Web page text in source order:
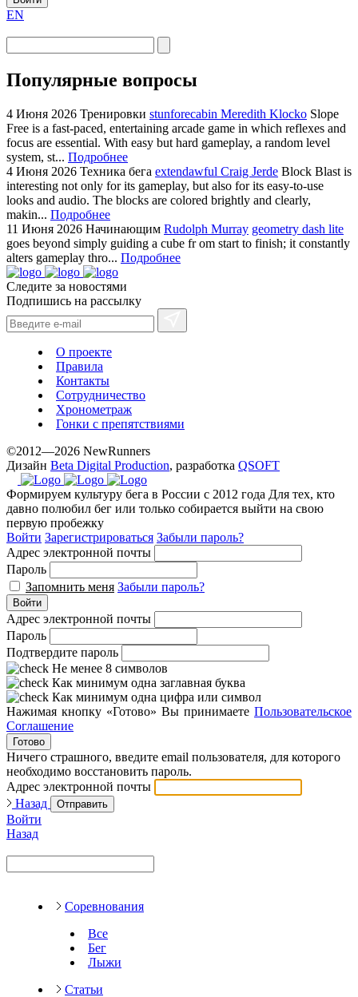
EN
Популярные вопросы
4 Июня 2026 Тренировки stunforecabin Meredith Klocko Slope
Free is a fast-paced, entertaining arcade game in which reflexes and
focus are essential. With easy but hard gameplay, a random level
system, st... Подробнее
4 Июня 2026 Техника бега extendawful Craig Jerde Block Blast is
interesting not only for its gameplay, but also for its easy-to-use
looks and audio. The blocks are colored brightly and clearly,
makin... Подробнее
11 Июня 2026 Начинающим Rudolph Murray geometry dash lite
goes beyond simply guiding a cube fr om start to finish; it constantly
alters gameplay thro... Подробнее
Следите за новостями
Подпишись на рассылку
О проекте
Правила
Контакты
Сотрудничество
Хронометраж
Гонки с препятствиями
©2012—2026 NewRunners
Дизайн Beta Digital Production, разработка QSOFT
Формируем культуру бега в России с 2012 года Для тех, кто
давно полюбил бег или только собирается выйти на свою
первую пробежку
Войти Зарегистрироваться Забыли пароль?
Адрес электронной почты
Пароль
Запомнить меня Забыли пароль?
Войти
Адрес электронной почты
Пароль
Подтвердите пароль
Не менее 8 символов
Как минимум одна заглавная буква
Как минимум одна цифра или символ
Нажимая кнопку «Готово» Вы принимаете Пользовательское
Соглашение
Готово
Ничего страшного, введите email пользователя, для которого
необходимо восстановить пароль.
Адрес электронной почты
Назад
Отправить
Войти
Назад
Соревнования
Все
Бег
Лыжи
Статьи